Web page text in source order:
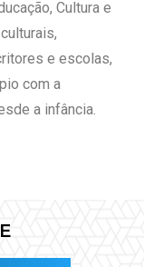
Cultura e
e escolas,
com a
a infância.